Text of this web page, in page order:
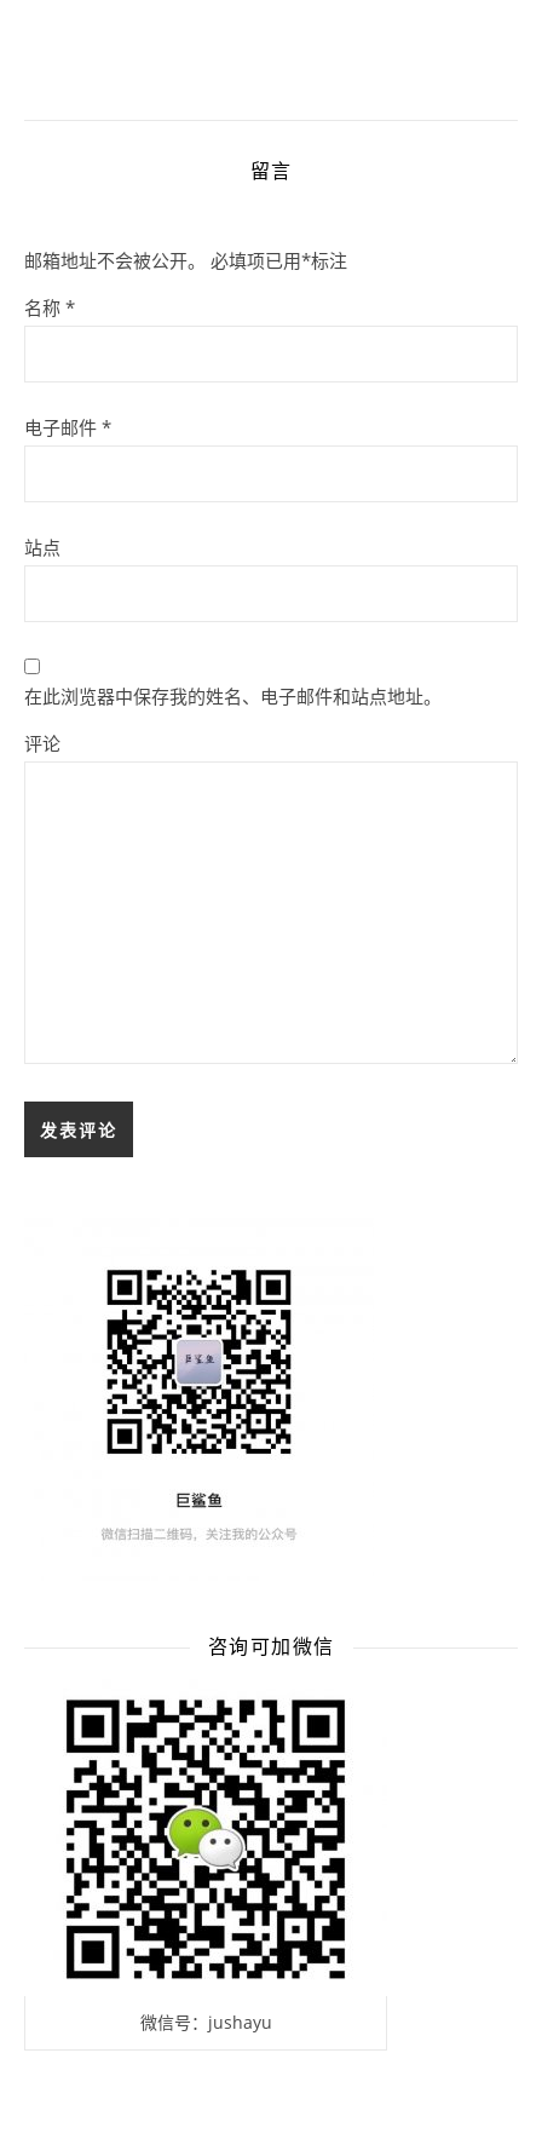
留言
邮箱地址不会被公开。 必填项已用*标注
名称 *
电子邮件 *
站点
在此浏览器中保存我的姓名、电子邮件和站点地址。
评论
咨询可加微信
微信号：jushayu